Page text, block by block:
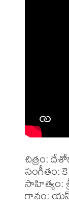
చిత్రం:
సంగీతం:
సాహిత్యం:
గానం: